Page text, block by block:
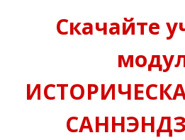
Скачайте